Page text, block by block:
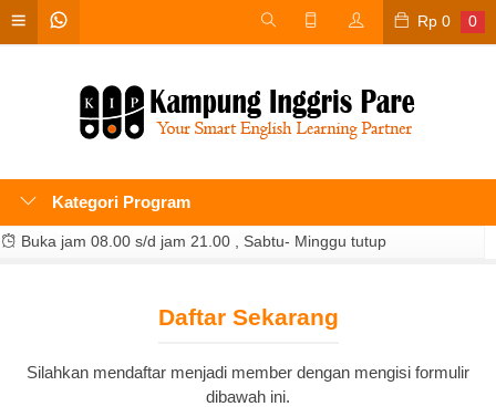
Rp 0 0
Kategori Program
Buka jam 08.00 s/d jam 21.00 , Sabtu- Minggu tutup
Daftar Sekarang
Silahkan mendaftar menjadi member dengan mengisi formulir
dibawah ini.